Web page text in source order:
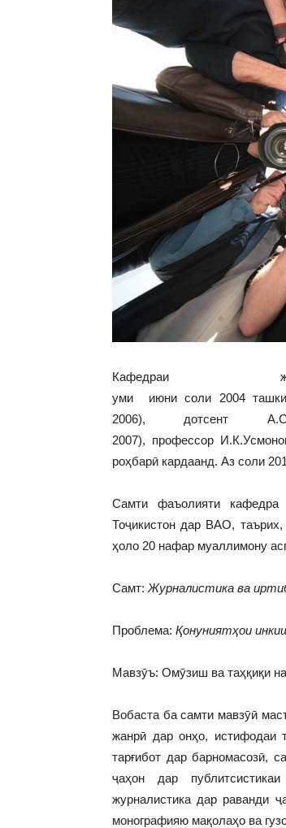
Кафедраи
уми июни соли 2004
2006), дотсент
2007), профессор
роҳбарӣ кардаанд. Аз соли
Самти фаъолияти кафедра
Тоҷикистон дар ВАО,
ҳоло 20 нафар муаллимону
Самт: Журналистика ва
Проблема: Қонуниятҳои
Мавзӯъ: Омӯзиш ва таҳқиқи
Вобаста ба самти мавзӯӣ
жанрӣ дар онҳо, истифодаи
тарғибот дар барномасозӣ,
ҷаҳон дар
журналистика дар раванди
монографияю мақолаҳо ва